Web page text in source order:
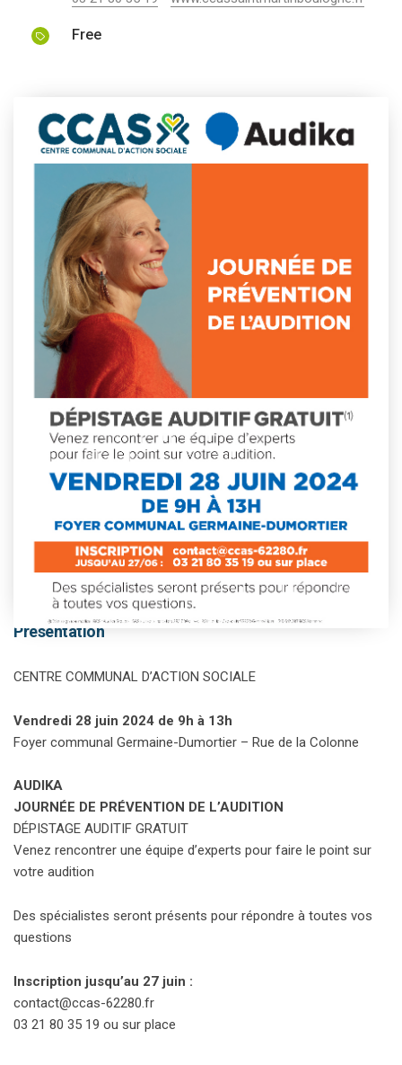
Free
This event has passed.
Présentation
CENTRE COMMUNAL D’ACTION SOCIALE
Vendredi 28 juin 2024 de 9h à 13h
Foyer communal Germaine-Dumortier – Rue de la Colonne
AUDIKA
JOURNÉE DE PRÉVENTION DE L’AUDITION
DÉPISTAGE AUDITIF GRATUIT
Venez rencontrer une équipe d’experts pour faire le point sur
votre audition
Des spécialistes seront présents pour répondre à toutes vos
questions
Inscription jusqu’au 27 juin :
contact@ccas-62280.fr
03 21 80 35 19 ou sur place